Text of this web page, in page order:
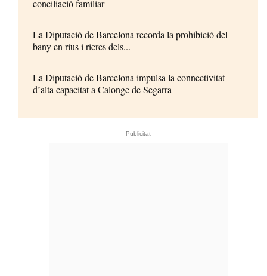
conciliació familiar
La Diputació de Barcelona recorda la prohibició del
bany en rius i rieres dels...
La Diputació de Barcelona impulsa la connectivitat
d’alta capacitat a Calonge de Segarra
- Publicitat -